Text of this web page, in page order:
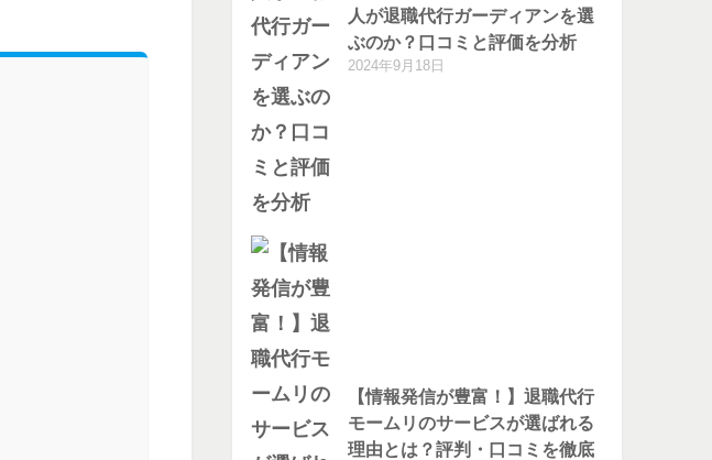
人が退職代行ガーディアンを選
ぶのか？口コミと評価を分析
2024年9月18日
【情報発信が豊富！】退職代行
モームリのサービスが選ばれる
理由とは？評判・口コミを徹底